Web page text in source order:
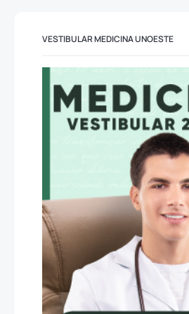
VESTIBULAR MEDICINA UNOESTE